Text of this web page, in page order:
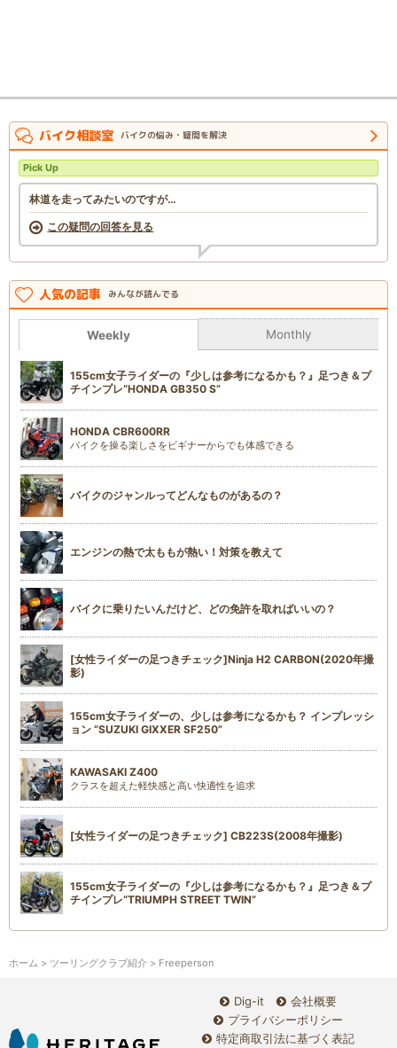
バイク相談室 バイクの悩み・疑問を解決
Pick Up
林道を走ってみたいのですが…
この疑問の回答を見る
人気の記事 みんなが読んでる
Weekly Monthly
155cm女子ライダーの『少しは参考になるかも？』足つき＆プ
チインプレ“HONDA GB350 S”
HONDA CBR600RR
バイクを操る楽しさをビギナーからでも体感できる
バイクのジャンルってどんなものがあるの？
エンジンの熱で太ももが熱い！対策を教えて
バイクに乗りたいんだけど、どの免許を取ればいいの？
[女性ライダーの足つきチェック]Ninja H2 CARBON(2020年撮
影)
155cm女子ライダーの、少しは参考になるかも？ インプレッシ
ョン “SUZUKI GIXXER SF250”
KAWASAKI Z400
クラスを超えた軽快感と高い快適性を追求
[女性ライダーの足つきチェック] CB223S(2008年撮影)
155cm女子ライダーの『少しは参考になるかも？』足つき＆プ
チインプレ“TRIUMPH STREET TWIN”
ホーム > ツーリングクラブ紹介 > Freeperson
Dig-it
会社概要
プライバシーポリシー
特定商取引法に基づく表記